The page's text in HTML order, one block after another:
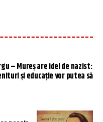
– Mureș are idei de nazist:
și educație vor putea să